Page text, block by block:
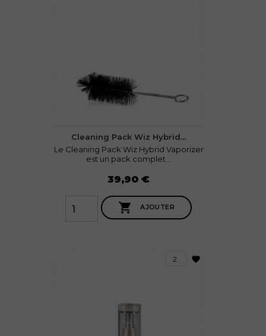
Cleaning Pack Wiz Hybrid...
Le Cleaning Pack Wiz Hybrid Vaporizer
est un pack complet...
39,90 €
 AJOUTER
favorite
2